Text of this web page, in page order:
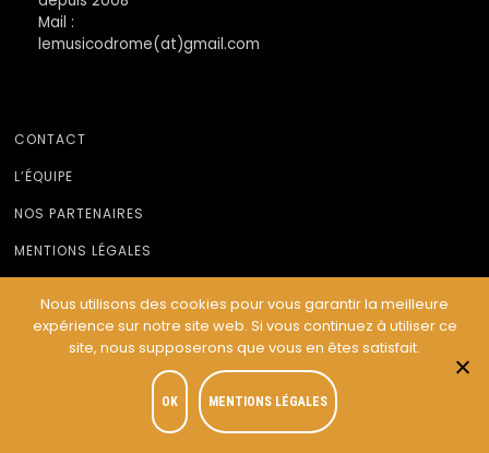
Mail :
lemusicodrome(at)gmail.com
CONTACT
L’ÉQUIPE
NOS PARTENAIRES
MENTIONS LÉGALES
© Le Musicodrome 2022 - Webdesign :Cereal Concept
Nous utilisons des cookies pour vous garantir la meilleure
expérience sur notre site web. Si vous continuez à utiliser ce
site, nous supposerons que vous en êtes satisfait.
OK MENTIONS LÉGALES